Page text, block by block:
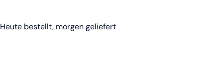
Heute bestellt, morgen geliefert